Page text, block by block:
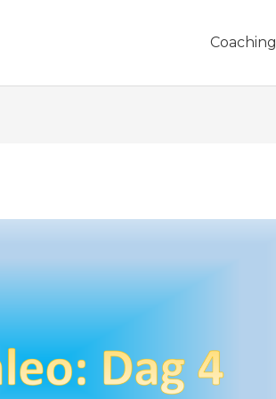
Coaching